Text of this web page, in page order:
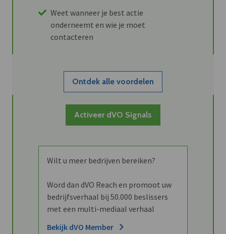
Weet wanneer je best actie
onderneemt en wie je moet
contacteren
Ontdek alle voordelen
Activeer dVO Signals
Wilt u meer bedrijven bereiken?
Word dan dVO Reach en promoot uw
bedrijfsverhaal bij 50.000 beslissers
met een multi-mediaal verhaal
Bekijk dVO Member